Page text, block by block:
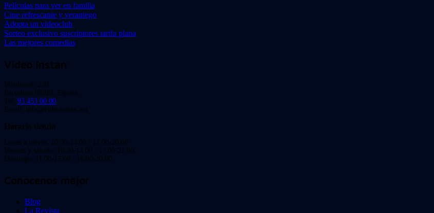
Películas para ver en familia
Cine refrescante y veraniego
Adopta un videoclub
Sorteo exclusivo suscriptores tarifa plana
Las mejores comedias
Video Instan
Viladomat, 239
Barcelona 08029. España.
Tel: 93 453 00 00
Email: info@videoinstan.net
Horario tienda
Lunes a jueves: 10:30-14:00 / 17:00-20:00
Viernes y sábado: 10:30-14:00 / 17:00-21:00
Domingo: 11:00-15:00 / 16:00-20:00
Conócenos mejor
Blog
La Revista